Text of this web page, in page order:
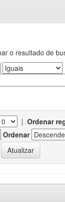
o resultado de
| Ordenar
Ordenar